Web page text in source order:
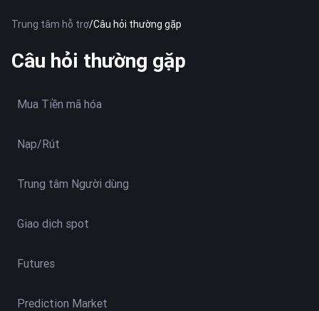
Trung tâm hỗ trợ/Câu hỏi thường gặp
Câu hỏi thường gặp
Mua Tiền mã hóa
Nạp/Rút
Trung tâm Người dùng
Giao dịch spot
Futures
Prediction Market